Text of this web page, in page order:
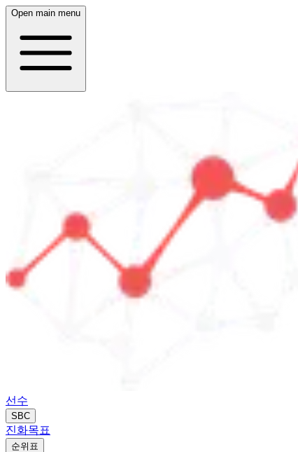
Open main menu
선수
SBC
진화목표
순위표